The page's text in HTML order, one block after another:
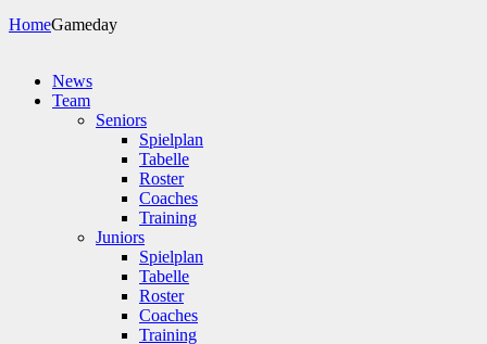
HomeGameday
News
Team
Seniors
Spielplan
Tabelle
Roster
Coaches
Training
Juniors
Spielplan
Tabelle
Roster
Coaches
Training